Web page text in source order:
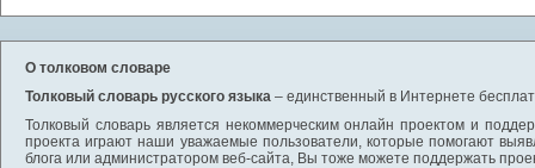
О толковом словаре
Толковый словарь русского языка – единственный в Интернете
Толковый словарь является некоммерческим онлайн проектом и
проекта играют наши уважаемые пользователи, которые помогают
блога или администратором веб-сайта, Вы тоже можете поддержать